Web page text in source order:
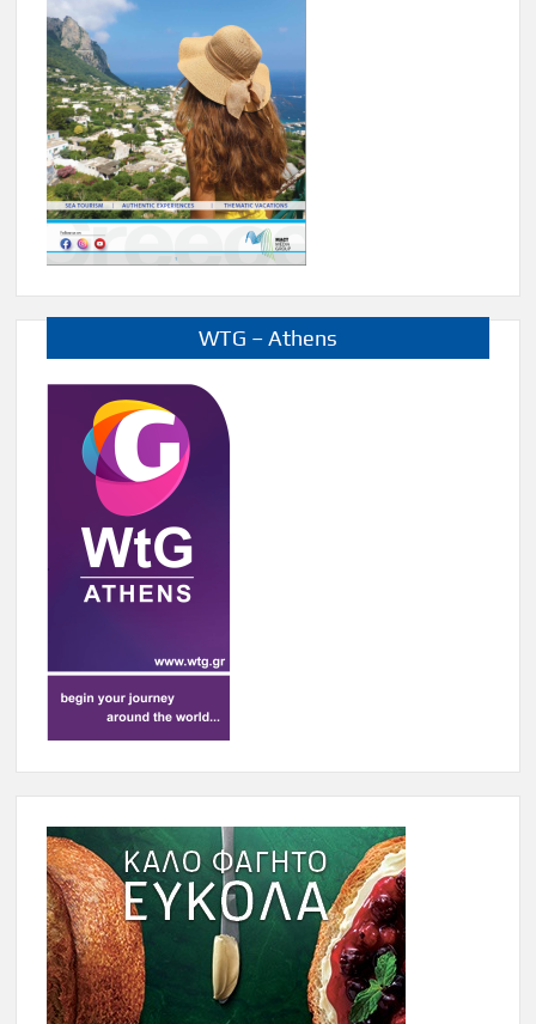
WTG – Athens